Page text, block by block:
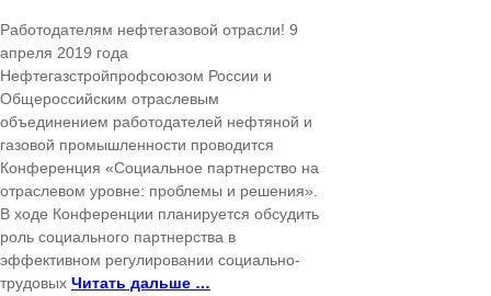
Работодателям нефтегазовой отрасли! 9
апреля 2019 года
Нефтегазстройпрофсоюзом России и
Общероссийским отраслевым
объединением работодателей нефтяной и
газовой промышленности проводится
Конференция «Социальное партнерство на
отраслевом уровне: проблемы и решения».
В ходе Конференции планируется обсудить
роль социального партнерства в
эффективном регулировании социально-
трудовых Читать дальше …